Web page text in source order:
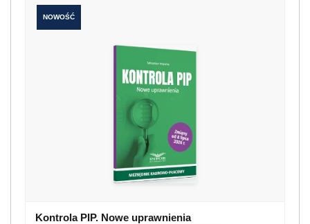
NOWOŚĆ
Kontrola PIP. Nowe uprawnienia